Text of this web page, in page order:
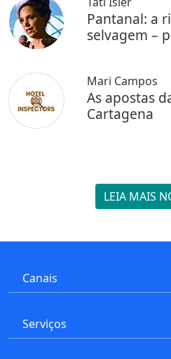
Pantanal: a
selvagem –
Mari Campos
As apostas
Cartagena
LEIA MAIS
Canais
Serviços